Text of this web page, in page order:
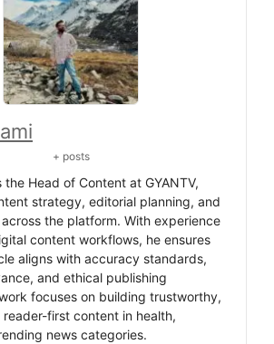
+ posts
the Head of Content at GYANTV,
strategy, editorial planning, and
the platform. With experience
content workflows, he ensures
aligns with accuracy standards,
and ethical publishing
focuses on building trustworthy,
first content in health,
news categories.